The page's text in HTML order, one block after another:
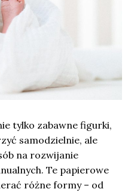
tylko zabawne figurki,
samodzielnie, ale
na rozwijanie
Te papierowe
różne formy – od